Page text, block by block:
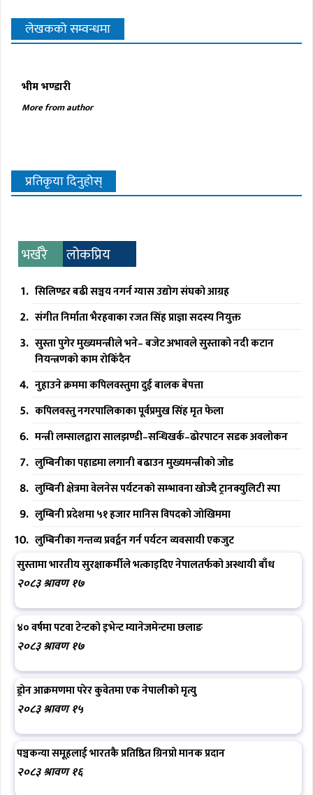
लेखकको सम्वन्धमा
भीम भण्डारी
More from author
प्रतिकृया दिनुहोस्
भर्खरै लोकप्रिय
सिलिण्डर बढी सञ्चय नगर्न ग्यास उद्योग संघको आग्रह
संगीत निर्माता भैरहवाका रजत सिंह प्राज्ञा सदस्य नियुक्त
सुस्ता पुगेर मुख्यमन्त्रीले भने– बजेट अभावले सुस्ताको नदी कटान
नियन्त्रणको काम रोकिँदैन
नुहाउने क्रममा कपिलवस्तुमा दुई बालक बेपत्ता
कपिलवस्तु नगरपालिकाका पूर्वप्रमुख सिंह मृत फेला
मन्त्री लम्सालद्वारा सालझण्डी–सन्धिखर्क–ढोरपाटन सडक अवलोकन
लुम्बिनीका पहाडमा लगानी बढाउन मुख्यमन्त्रीको जोड
लुम्बिनी क्षेत्रमा वेलनेस पर्यटनको सम्भावना खोज्दै ट्रानक्युलिटी स्पा
लुम्बिनी प्रदेशमा ५१ हजार मानिस विपदको जोखिममा
लुम्बिनीका गन्तव्य प्रवर्द्वन गर्न पर्यटन व्यवसायी एकजुट
सुस्तामा भारतीय सुरक्षाकर्मीले भत्काइदिए नेपालतर्फको अस्थायी बाँध
२०८३ श्रावण १७
४० वर्षमा पटवा टेन्टको इभेन्ट म्यानेजमेन्टमा छलाङ
२०८३ श्रावण १७
ड्रोन आक्रमणमा परेर कुवेतमा एक नेपालीको मृत्यु
२०८३ श्रावण १५
पञ्चकन्या समूहलाई भारतकै प्रतिष्ठित ग्रिनप्रो मानक प्रदान
२०८३ श्रावण १६